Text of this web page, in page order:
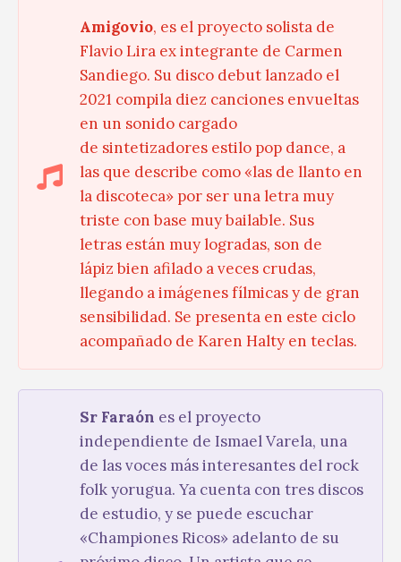
Amigovio, es el proyecto solista de
Flavio Lira ex integrante de Carmen
Sandiego. Su disco debut lanzado el
2021 compila diez canciones envueltas
en un sonido cargado
de sintetizadores estilo pop dance, a
las que describe como «las de llanto en
la discoteca» por ser una letra muy
triste con base muy bailable. Sus
letras están muy logradas, son de
lápiz bien afilado a veces crudas,
llegando a imágenes fílmicas y de gran
sensibilidad. Se presenta en este ciclo
acompañado de Karen Halty en teclas.
Sr Faraón es el proyecto
independiente de Ismael Varela, una
de las voces más interesantes del rock
folk yorugua. Ya cuenta con tres discos
de estudio, y se puede escuchar
«Championes Ricos» adelanto de su